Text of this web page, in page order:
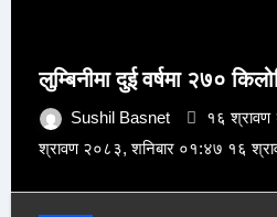
लुम्बिनीमा दुई वर्षमा २७०
Sushil Basnet
१६ श्रावण
श्रावण २०८३, शनिबार ०१:४७ १६